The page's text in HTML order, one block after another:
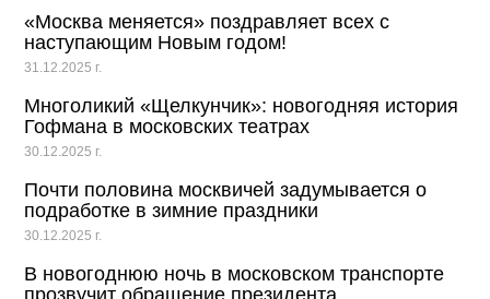
«Москва меняется» поздравляет всех с
наступающим Новым годом!
31.12.2025 г.
Многоликий «Щелкунчик»: новогодняя история
Гофмана в московских театрах
30.12.2025 г.
Почти половина москвичей задумывается о
подработке в зимние праздники
30.12.2025 г.
В новогоднюю ночь в московском транспорте
прозвучит обращение президента